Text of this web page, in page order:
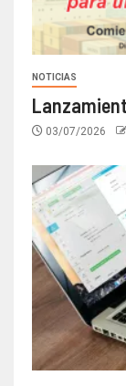
NOTICIAS
03/07/2026